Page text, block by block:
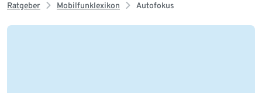
Ratgeber Mobilfunklexikon Autofokus